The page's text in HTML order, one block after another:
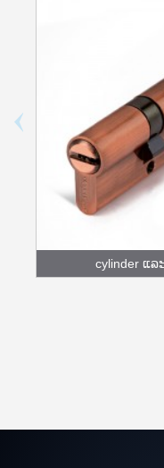
cylinder ແລ